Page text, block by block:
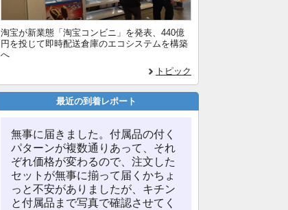
淘宝が新業態「淘宝コンビニ」を発表、440億
円を投じて即時配送倉庫のエコシステムを構築
へ
トピック
最近の到着レポート
無事に届きました。付属品の付く
パターンが複数通りあって、それ
ぞれ価格が変わるので、注文した
セットが無事に揃って届くかちょ
っと不安がありましたが、キチン
と付属品まで写真で確認させてく